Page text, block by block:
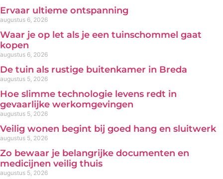
Ervaar ultieme ontspanning
augustus 6, 2026
Waar je op let als je een tuinschommel gaat
kopen
augustus 6, 2026
De tuin als rustige buitenkamer in Breda
augustus 5, 2026
Hoe slimme technologie levens redt in
gevaarlijke werkomgevingen
augustus 5, 2026
Veilig wonen begint bij goed hang en sluitwerk
augustus 5, 2026
Zo bewaar je belangrijke documenten en
medicijnen veilig thuis
augustus 5, 2026